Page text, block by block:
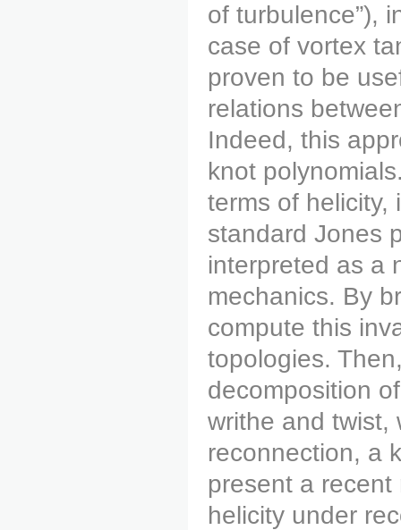
of turbulence”),
case of vortex
proven to be
relations
Indeed, this
knot
terms of helicity,
standard Jones
interpreted as a
mechanics. By
compute this
topologies.
decomposition
writhe and twist,
reconnection, a
present a
helicity under